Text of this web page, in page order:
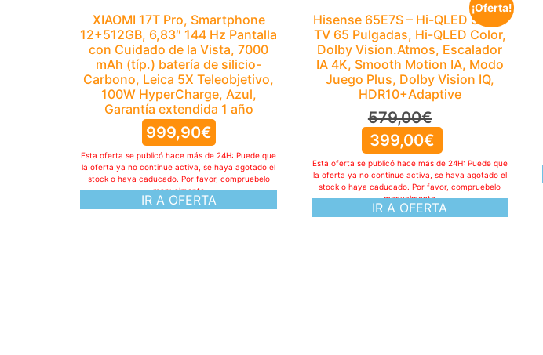
XIAOMI 17T Pro, Smartphone
12+512GB, 6,83″ 144 Hz Pantalla
con Cuidado de la Vista, 7000
mAh (típ.) batería de silicio-
Carbono, Leica 5X Teleobjetivo,
100W HyperCharge, Azul,
Garantía extendida 1 año
999,90€
IR A OFERTA
Esta oferta se publicó hace más de 24H: Puede que
la oferta ya no continue activa, se haya agotado el
stock o haya caducado. Por favor, compruebelo
manualmente
¡Oferta!
Hisense 65E7S – Hi-QLED Smart
TV 65 Pulgadas, Hi-QLED Color,
Dolby Vision.Atmos, Escalador
IA 4K, Smooth Motion IA, Modo
Juego Plus, Dolby Vision IQ,
HDR10+Adaptive
579,00€
399,00€
IR A OFERTA
Esta oferta se publicó hace más de 24H: Puede que
la oferta ya no continue activa, se haya agotado el
stock o haya caducado. Por favor, compruebelo
manualmente